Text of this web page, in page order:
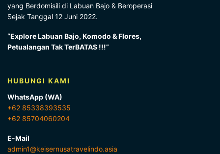
yang Berdomisili di Labuan Bajo & Beroperasi
Sejak Tanggal 12 Juni 2022.
“Explore Labuan Bajo, Komodo & Flores,
Petualangan Tak TerBATAS !!!”
HUBUNGI KAMI
WhatsApp (WA)
+62 85338393535
+62 85704060204
E-Mail
admin1@keisernusatravelindo.asia